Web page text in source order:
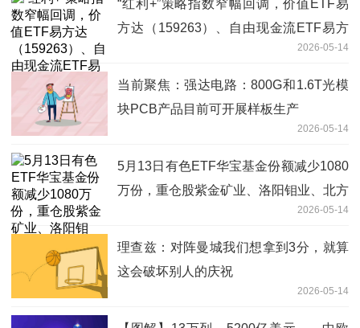
“红利+”策略指数窄幅回调，价值ETF易
方达（159263）、自由现金流ETF易方
达（159222）受资金关注_每日看点2026-05-14
当前聚焦：强达电路：800G和1.6T光模
块PCB产品目前可开展样板生产
2026-05-14
5月13日有色ETF华宝基金份额减少1080
万份，重仓股紫金矿业、洛阳钼业、北方
2026-05-14
理查兹：对阵曼城我们想拿到3分，就算
这会破坏别人的庆祝
2026-05-14